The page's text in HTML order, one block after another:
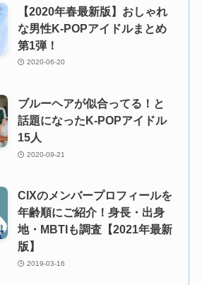
【2020年春最新版】おしゃれ
な男性K-POPアイドルまとめ
第1弾！
2020-06-20
ブルーヘアが似合ってる！と
話題になったK-POPアイドル
15人
2020-09-21
CIXのメンバープロフィールを
年齢順にご紹介！身長・出身
地・MBTIも調査【2021年最新
版】
2019-03-16